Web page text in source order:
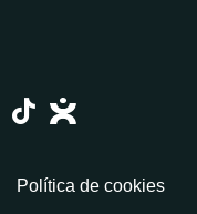
Política de cookies